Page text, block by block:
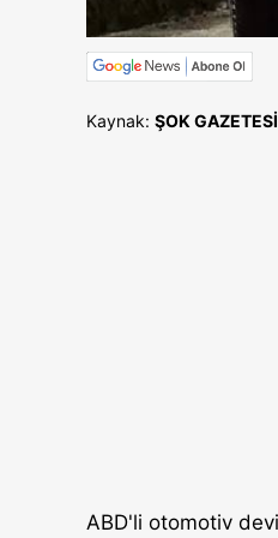
Kaynak: ŞOK GAZETESİ
ABD'li otomotiv